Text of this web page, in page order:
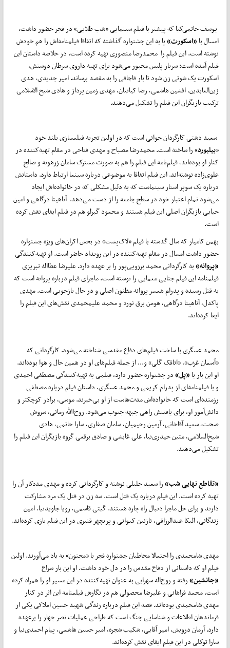
یوسف حاتمی‌کیا که پیشتر با فیلم سینمایی «شب طلایی» در فجر حضور داشت،
امسال با«اسکورت»پا به این جشنواره گذاشته که اتفاقا فیلمنامه‌اش را هم خودش
نوشته است. این فیلم را محمدرضا منصوری تهیه کرده است. در خلاصه داستان این
فیلم آمده است: سرباز پلیس مجبور می‌شود برای تهیه داروی سرطان دوستش،
اسکورت یک شوتی زن شود تا بار قاچاقی را به مقصد برساند. امیر جدیدی، هدی
زین‌العابدین، افشین هاشمی، رضا کیانیان، مهدی زمین پرداز و هادی شیخ الاسلامی
ترکیب بازیگران این فیلم را تشکیل می‌دهند.
سعید دشتی کارگردان جوانی است که در اولین تجربه فیلمسازی بلند خود
«بیلبورد» را ساخته است. محمدرضا مصباح و مهدی فتاحی در مقام تهیه‌کننده در
کنار او بوده‌اند، فیلم‌نامه این فیلم را هم به صورت مشترک سامان زرهونه و صالح
علوی‌زاده نوشته‌اند. این فیلم اتفاقا به موضوعی درباره سینما ارتباط دارد. داستانش
درباره یک سوپر استار سینماست که به دلیل مشکلی که در خانواده‌اش ایجاد
می‌شود تمام اعتبار خود در سطح جامعه را از دست می‌دهد. آناهیتا درگاهی و امین
حیایی بازیگران اصلی این فیلم هستند و محمود گبرلو هم در فیلم ایفای نقش کرده
است.
بهمن کامیار که سال گذشته با فیلم «لاک‌پشت» در بخش اکران‌های ویژه جشنواره
حضور داشت امسال در مقام تهیه‌کننده در این رویداد حاضر است. او تهیه‌کنندگی
«پروانه»به کارگردانی محمد برزویی‌پور را بر عهده دارد. علیرضا عطا‌اله تبریزی
فیلمنامه این فیلم جنایی معمایی را نوشته است. ماجرای فیلم درباره پروانه است که
به قتل رسیده و پدرام همسر پروانه مظنون اصلی و در حال بازجویی است. مهدی
پاکدل، آناهیتا درگاهی، هومن برق نورد و محمد علیمحمدی نقش‌های این فیلم را
ایفا کرده‌اند.
محمد عسگری با ساخت فیلم‌های دفاع مقدسی شناخته می‌شود. کارگردانی که
«آسمان غرب»، «اتاقک گلی» و... از جمله فیلم‌های او در همین حال و هوا بوده‌اند.
او این بار با«پل»در جشنواره حضور دارد، فیلمی به تهیه‌کنندگی مصطفی احمدی
و با فیلمنامه‌ای از پدرام کریمی و محمد عسگری. داستان فیلم درباره مصطفی
رزمنده‌ای است که خانواده‌اش مدت‌هاست از او بی‌خبرند. موسی، برادر کوچکتر و
دانش‌آموز او، برای یافتنش راهی جبهه جنوب می‌شود. روح‌االله زمانی، سروش
صحت، سعید آقاخانی، آرمین رحیمیان، سامان صفاری، سارا حاتمی، هادی
شیخ‌السلامی، متین حیدری‌نیا، علی غابشی و صادق برقعی گروه بازیگران این فیلم را
تشکیل می‌دهند.
«تقاطع نهایی شب»را سعید جلیلی نوشته و کارگردانی کرده و مهدی مددکار آن را
تهیه‌ کرده است. این فیلم درباره یک قتل است. سه زن در قتل یک مرد مشارکت
دارند و برای حل ماجرا دنبال راه چاره هستند. گیتی قاسمی، رویا جاویدنیا، امین
زندگانی، الیکا عبدالرزاقی، نازنین کیوانی و پریچهر قنبری در این فیلم بازی کرده‌اند.
مهدی شامحمدی را احتمالا مخاطبان جشنواره فجر با «مجنون» به یاد می‌آورند. اولین
فیلم او که داستانی از دفاع مقدس را در دل خود داشت. او این بار سراغ
«جانشین»رفته و روح‌اله سهرابی به عنوان تهیه‌کننده در این مسیر او را همراه کرده
است. محمد فراهانی و علیرضا محصولی هم در نگارش فیلمنامه این اثر در کنار
مهدی شامحمدی بوده‌اند. قصه این فیلم درباره زندگی شهید حسین املاکی یکی از
فرماندهان اطلاعات و شناسایی جنگ است که طراحی عملیات نصر چهار را برعهده
دارد. آرمان درویش، امیر آقایی، شکیب شجره، امیر حسین هاشمی، پیام احمدی‌نیا و
سارا توکلی در این فیلم ایفای نقش کرده‌اند.